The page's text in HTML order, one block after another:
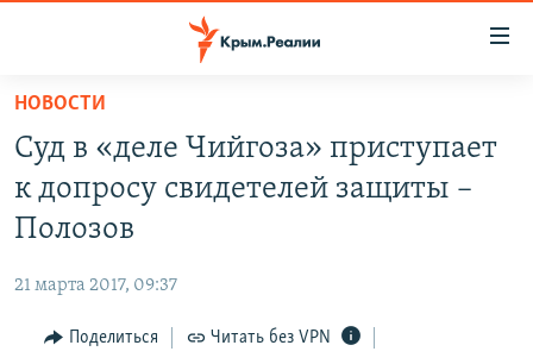
Вернуться
основному
содержанию
Вернутся
главной
навигации
Вернутся
СПЕЦПРОЕКТЫ
11 ЛЕТ ОККУПАЦИИ КРЫМА. 11 ИСТОРИЙ СОПРОТИВЛЕНИЯ
ВОДА
ЕЩЕ
ИНТЕРАКТИВ
РАДІО СВОБОДА
НОВОСТИ
Суд в «деле Чийгоза» приступает
к допросу свидетелей защиты –
Полозов
21 марта 2017, 09:37
Поделиться Читать без VPN